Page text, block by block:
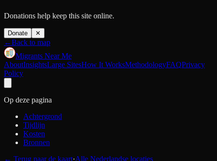
Donations help keep this site online.
Donate ✕
←Back to map
Migrants Near Me
AboutInsightsLarge SitesHow It WorksMethodologyFAQPrivacy
Policy
Op deze pagina
Achtergrond
Tijdlijn
Kosten
Bronnen
← Terug naar de kaart·Alle Nederlandse locaties